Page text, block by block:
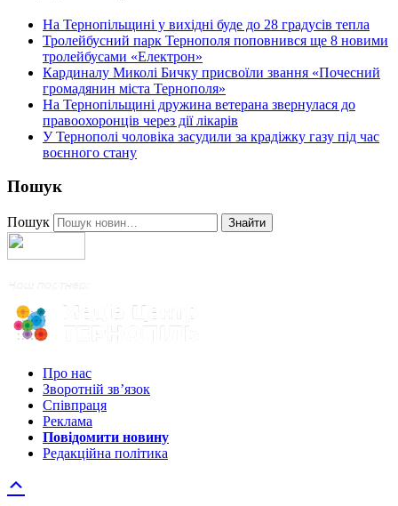
На Тернопільщині у вихідні буде до 28 градусів тепла
Тролейбусний парк Тернополя поповнився ще 8 новими
тролейбусами «Електрон»
Кардиналу Миколі Бичку присвоїли звання «Почесний
громадянин міста Тернополя»
На Тернопільщині дружина ветерана звернулася до
правоохоронців через дії лікарів
У Тернополі чоловіка засудили за крадіжку газу під час
воєнного стану
Пошук
Пошук Знайти
Про нас
Зворотній зв’язок
Співпраця
Реклама
Повідомити новину
Редакційна політика